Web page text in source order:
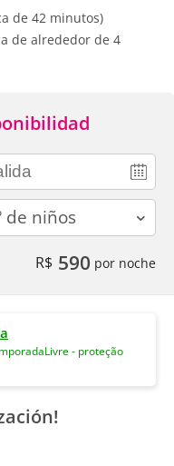
de 42 minutos)
de alrededor de 4
R$ 590 por noche
- proteção